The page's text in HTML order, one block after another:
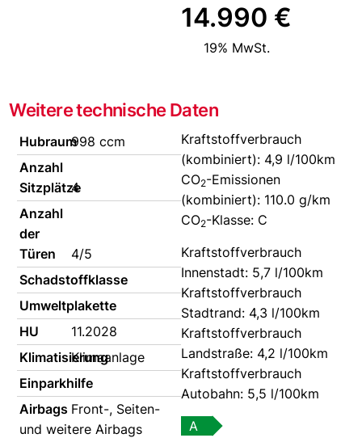
14.990 €
19% MwSt.
Weitere technische Daten
Hubraum998 ccm
Anzahl
Sitzplätze
4
Anzahl
der
Türen
4/5
Schadstoffklasse
Umweltplakette
HU
11.2028
Klimatisierung
Klimaanlage
Einparkhilfe
AirbagsFront-, Seiten-
und weitere Airbags
Kraftstoffverbrauch
(kombiniert): 4,9 l/100km
CO2-Emissionen
(kombiniert): 110.0 g/km
CO2-Klasse: C
Kraftstoffverbrauch
Innenstadt: 5,7 l/100km
Kraftstoffverbrauch
Stadtrand: 4,3 l/100km
Kraftstoffverbrauch
Landstraße: 4,2 l/100km
Kraftstoffverbrauch
Autobahn: 5,5 l/100km
A